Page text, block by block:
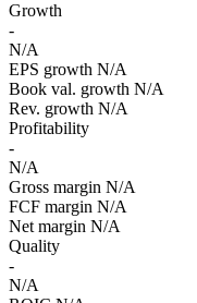
Growth
-
N/A
EPS growth N/A
Book val. growth N/A
Rev. growth N/A
Profitability
-
N/A
Gross margin N/A
FCF margin N/A
Net margin N/A
Quality
-
N/A